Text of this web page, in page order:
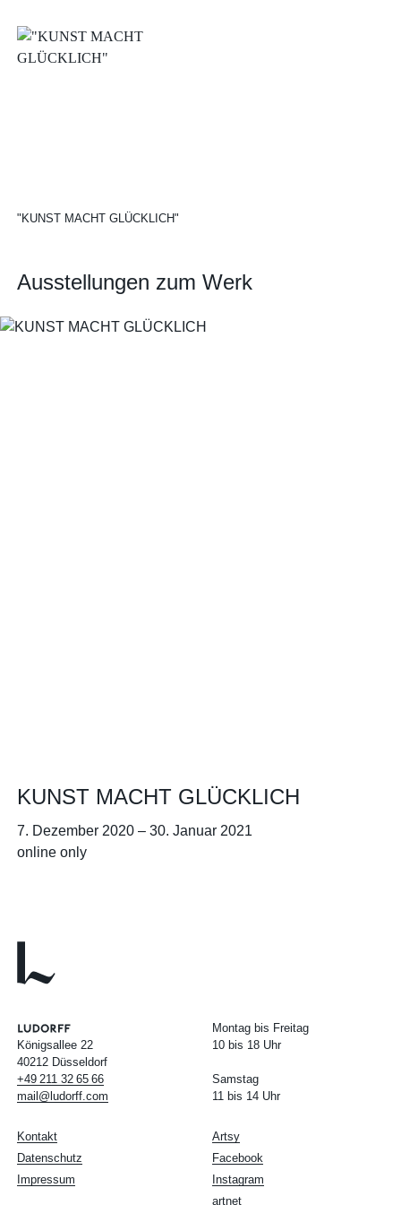
"KUNST MACHT GLÜCKLICH"
Ausstellungen zum Werk
KUNST MACHT GLÜCKLICH
7. Dezember 2020–30. Januar 2021
online only
Königsallee 22
40212 Düsseldorf
+49 211 32 65 66
mail@ludorff.com
Montag bis Freitag
10 bis 18 Uhr
Samstag
11 bis 14 Uhr
Artsy
Facebook
Instagram
artnet
Kontakt
Datenschutz
Impressum